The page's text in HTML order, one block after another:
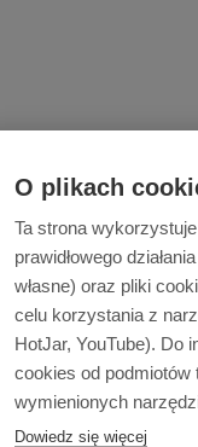
O plikach
Ta strona
prawidłowego
własne) oraz pliki
celu korzystania z
HotJar, YouTube). Do
cookies od
wymienionych
Dowiedz się więcej